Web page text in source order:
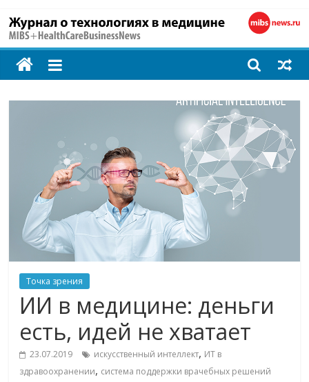
MIBS
+
Технологии
страже
здоровья
Точка зрения
ИИ в медицине: деньги
есть, идей не хватает
23.07.2019 искусственный интеллект, ИТ в
здравоохранении, система поддержки врачебных решений